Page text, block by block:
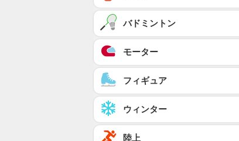
バドミントン
モーター
フィギュア
ウィンター
陸上